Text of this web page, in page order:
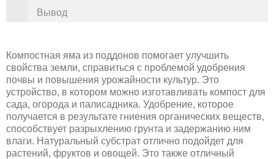
Вывод
Компостная яма из поддонов помогает улучшить
свойства земли, справиться с проблемой удобрения
почвы и повышения урожайности культур. Это
устройство, в котором можно изготавливать компост для
сада, огорода и палисадника. Удобрение, которое
получается в результате гниения органических веществ,
способствует разрыхлению грунта и задержанию ним
влаги. Натуральный субстрат отлично подойдет для
растений, фруктов и овощей. Это также отличный